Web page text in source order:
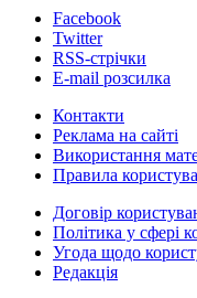
Facebook
Twitter
RSS-стрічки
E-mail розсилка
Контакти
Реклама на сайті
Використання
Правила
Договір
Політика у сфері
Угода щодо
Редакція